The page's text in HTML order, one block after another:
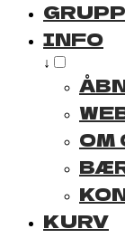
INFO
↓
OM
KURV